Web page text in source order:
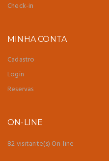
Check-in
MINHA CONTA
Cadastro
Login
Reservas
ON-LINE
82 visitante(s) On-line